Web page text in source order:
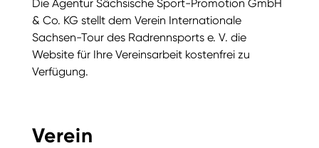
Die Agentur Sächsische Sport-Promotion GmbH
& Co. KG stellt dem Verein Internationale
Sachsen-Tour des Radrennsports e. V. die
Website für Ihre Vereinsarbeit kostenfrei zu
Verfügung.
Verein